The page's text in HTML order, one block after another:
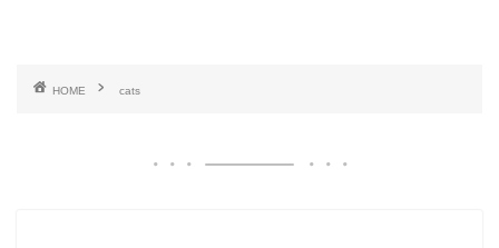
HOME cats